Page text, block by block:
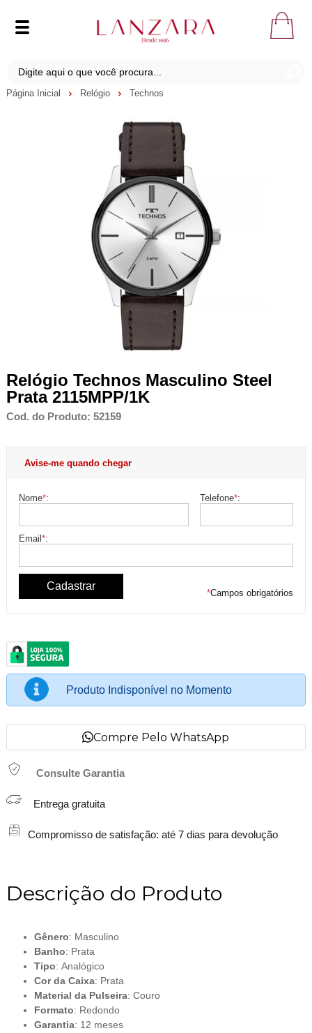
Página Inicial Relógio Technos
Relógio Technos Masculino Steel
Prata 2115MPP/1K
Cod. do Produto: 52159
Avise-me quando chegar
Nome*: Telefone*:
Email*:
*Campos obrigatórios
Produto Indisponível no Momento
Compre Pelo WhatsApp
Consulte Garantia
Entrega gratuita
Compromisso de satisfação: até 7 dias para devolução
Descrição do Produto
Gênero: Masculino
Banho: Prata
Tipo: Analógico
Cor da Caixa: Prata
Material da Pulseira: Couro
Formato: Redondo
Garantia: 12 meses